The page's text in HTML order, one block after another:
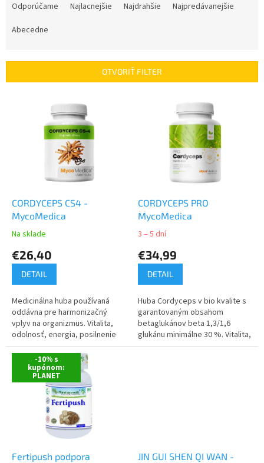
p
Odporúčame Najlacnejšie Najdrahšie
Najpredávanejšie
Abecedne
OTVORIŤ FILTER
CORDYCEPS CS4 -
MycoMedica
Na sklade
€26,40
DETAIL
Medicinálna huba používaná
oddávna pre harmonizačný
vplyv na organizmus. Vitalita,
odolnosť, energia, posilnenie
libida. Bohatý zdroj
betaglukánov, minerálov,
stopových prvkov...
CORDYCEPS PRO
MycoMedica
3 – 5 dní
€34,99
DETAIL
Huba Cordyceps v bio kvalite s
garantovaným obsahom
betaglukánov beta 1,3/1,6
glukánu minimálne 30 %. Vitalita,
fyzická výkonnosť, vytrvalosť,
-10% s
kupónom:
PLANET
Fertipush podpora
JIN GUI SHEN QI WAN -